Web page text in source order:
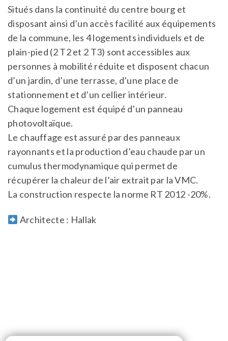
Situés dans la continuité du centre bourg et
disposant ainsi d’un accès facilité aux équipements
de la commune, les 4 logements individuels et de
plain-pied (2 T2 et 2 T3) sont accessibles aux
personnes à mobilité réduite et disposent chacun
d’un jardin, d’une terrasse, d’une place de
stationnement et d’un cellier intérieur.
Chaque logement est équipé d’un panneau
photovoltaïque.
Le chauffage est assuré par des panneaux
rayonnants et la production d’eau chaude par un
cumulus thermodynamique qui permet de
récupérer la chaleur de l’air extrait par la VMC.
La construction respecte la norme RT 2012 -20%.
Architecte : Hallak